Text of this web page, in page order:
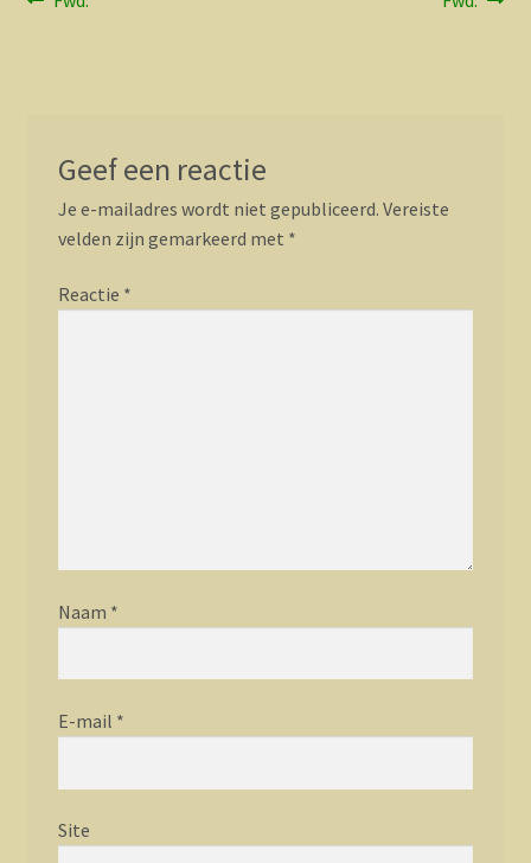
Geef een reactie
Je e-mailadres wordt niet gepubliceerd. Vereiste
velden zijn gemarkeerd met *
Reactie *
Naam *
E-mail *
Site